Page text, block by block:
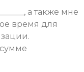
а также мне
время для